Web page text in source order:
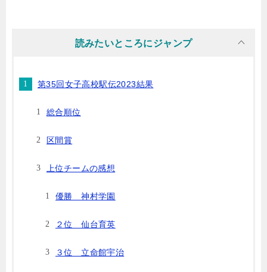
読みたいところにジャンプ
第35回女子高校駅伝2023結果
総合順位
区間賞
上位チームの感想
優勝 神村学園
２位 仙台育英
３位 立命館宇治